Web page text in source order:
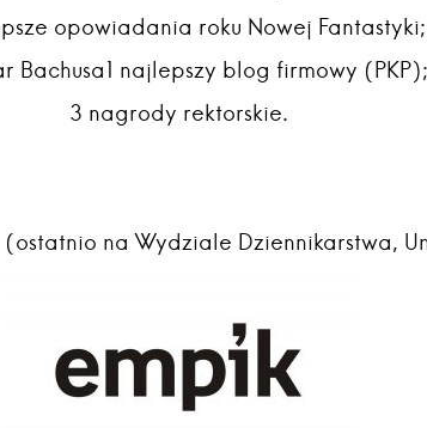
opowiadania roku Nowej Fantastyki;
Bachusa1 najlepszy blog firmowy (PKP);
3 nagrody rektorskie.
na Wydziale Dziennikarstwa,